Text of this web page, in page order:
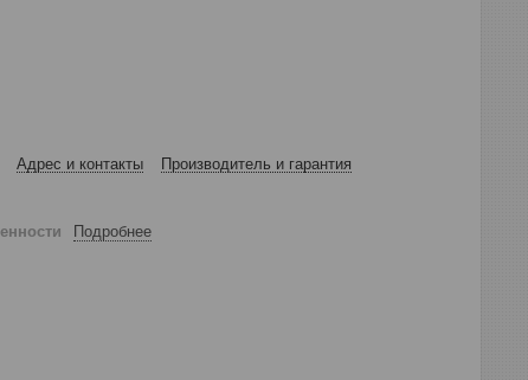
Адрес и контакты Производитель и гарантия
Подробнее